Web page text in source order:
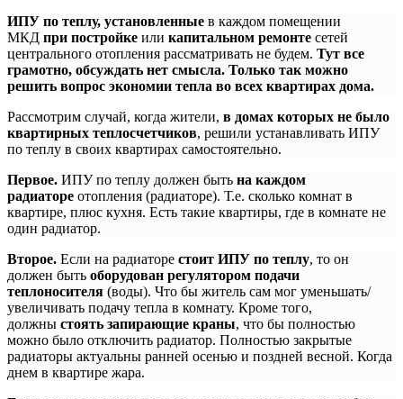
ИПУ по теплу, установленные в каждом помещении
МКД при постройке или капитальном ремонте сетей
центрального отопления рассматривать не будем. Тут все
грамотно, обсуждать нет смысла. Только так можно
решить вопрос экономии тепла во всех квартирах дома.
Рассмотрим случай, когда жители, в домах которых не было
квартирных теплосчетчиков, решили устанавливать ИПУ
по теплу в своих квартирах самостоятельно.
Первое. ИПУ по теплу должен быть на каждом
радиаторе отопления (радиаторе). Т.е. сколько комнат в
квартире, плюс кухня. Есть такие квартиры, где в комнате не
один радиатор.
Второе. Если на радиаторе стоит ИПУ по теплу, то он
должен быть оборудован регулятором подачи
теплоносителя (воды). Что бы житель сам мог уменьшать/
увеличивать подачу тепла в комнату. Кроме того,
должны стоять запирающие краны, что бы полностью
можно было отключить радиатор. Полностью закрытые
радиаторы актуальны ранней осенью и поздней весной. Когда
днем в квартире жара.